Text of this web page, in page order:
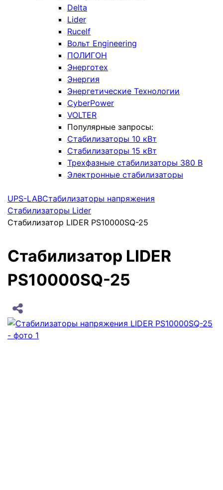
Delta
Lider
Rucelf
Вольт Engineering
ПОЛИГОН
Энерготех
Энергия
Энергетические Технологии
CyberPower
VOLTER
Популярные запросы:
Стабилизаторы 10 кВт
Стабилизаторы 15 кВт
Трехфазные стабилизаторы 380 В
Электронные стабилизаторы
UPS-LABСтабилизаторы напряжения
Стабилизаторы Lider
Стабилизатор LIDER PS10000SQ-25
Стабилизатор LIDER
PS10000SQ-25